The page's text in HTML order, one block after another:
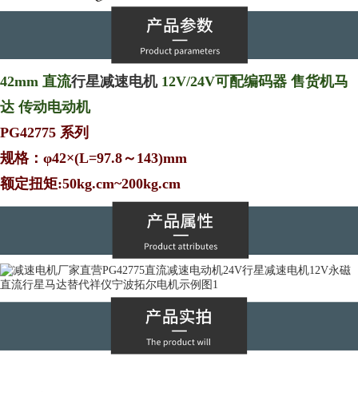
42mm 直流行星减速电机12V/24V可配编码器 售货机马
达 传动电动机
PG42775 系列
规格：φ42×(L=97.8～143)mm
额定扭矩:50kg.cm~200kg.cm